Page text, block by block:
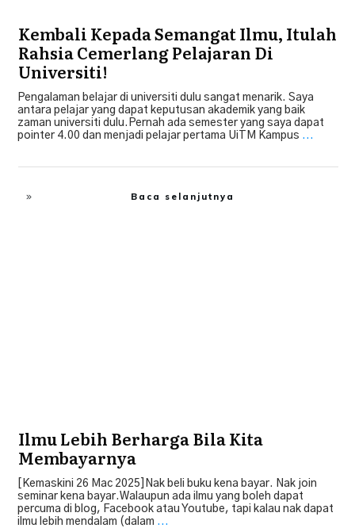
Kembali Kepada Semangat Ilmu, Itulah
Rahsia Cemerlang Pelajaran Di
Universiti!
Pengalaman belajar di universiti dulu sangat menarik. Saya
antara pelajar yang dapat keputusan akademik yang baik
zaman universiti dulu.Pernah ada semester yang saya dapat
pointer 4.00 dan menjadi pelajar pertama UiTM Kampus ...
Baca selanjutnya
Ilmu Lebih Berharga Bila Kita
Membayarnya
[Kemaskini 26 Mac 2025]Nak beli buku kena bayar. Nak join
seminar kena bayar.Walaupun ada ilmu yang boleh dapat
percuma di blog, Facebook atau Youtube, tapi kalau nak dapat
ilmu lebih mendalam (dalam ...